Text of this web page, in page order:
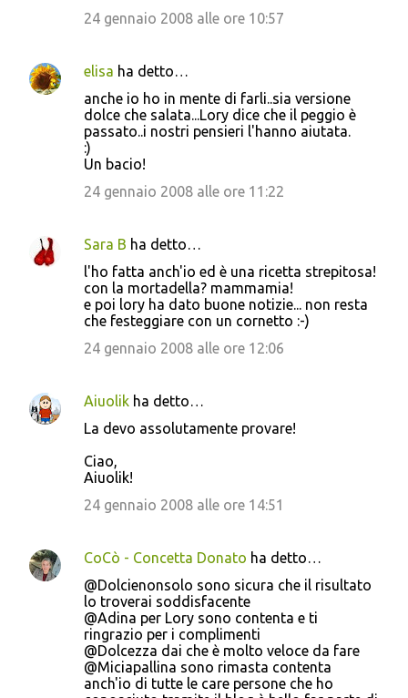
24 gennaio 2008 alle ore 10:57
elisa ha detto…
anche io ho in mente di farli..sia versione
dolce che salata...Lory dice che il peggio è
passato..i nostri pensieri l'hanno aiutata.
:)
Un bacio!
24 gennaio 2008 alle ore 11:22
Sara B ha detto…
l'ho fatta anch'io ed è una ricetta strepitosa!
con la mortadella? mammamia!
e poi lory ha dato buone notizie... non resta
che festeggiare con un cornetto :-)
24 gennaio 2008 alle ore 12:06
Aiuolik ha detto…
La devo assolutamente provare!
Ciao,
Aiuolik!
24 gennaio 2008 alle ore 14:51
CoCò - Concetta Donato ha detto…
@Dolcienonsolo sono sicura che il risultato
lo troverai soddisfacente
@Adina per Lory sono contenta e ti
ringrazio per i complimenti
@Dolcezza dai che è molto veloce da fare
@Miciapallina sono rimasta contenta
anch'io di tutte le care persone che ho